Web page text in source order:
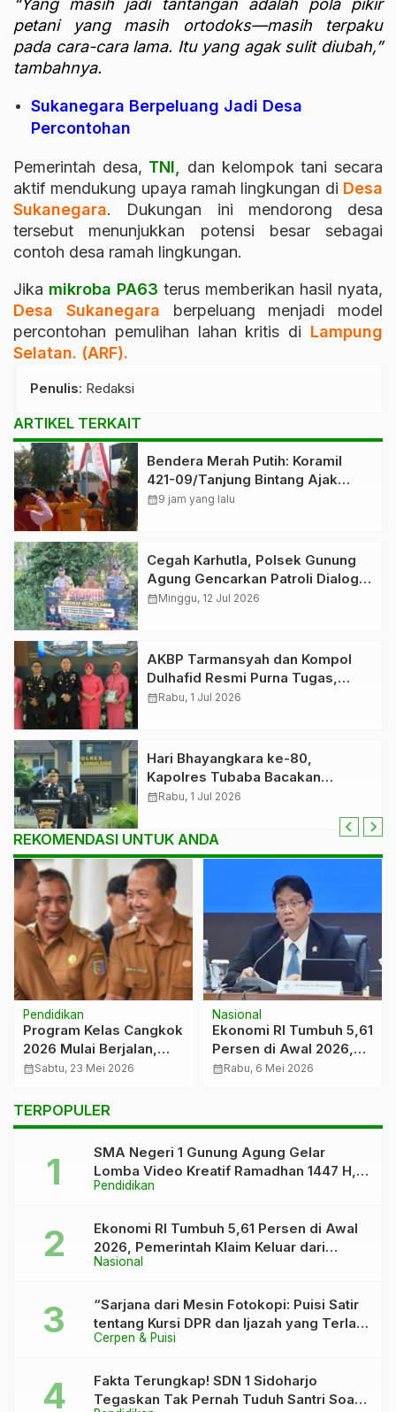
“Yang masih jadi tantangan adalah pola pikir
petani yang masih ortodoks—masih terpaku
pada cara-cara lama. Itu yang agak sulit diubah,”
tambahnya.
Sukanegara Berpeluang Jadi Desa
Percontohan
Pemerintah desa, TNI, dan kelompok tani secara
aktif mendukung upaya ramah lingkungan di Desa
Sukanegara. Dukungan ini mendorong desa
tersebut menunjukkan potensi besar sebagai
contoh desa ramah lingkungan.
Jika mikroba PA63 terus memberikan hasil nyata,
Desa Sukanegara berpeluang menjadi model
percontohan pemulihan lahan kritis di Lampung
Selatan. (ARF).
Penulis: Redaksi
ARTIKEL TERKAIT
Bendera Merah Putih: Koramil
421-09/Tanjung Bintang Ajak
Warga Kibarkan Bendera,
calendar_month9 jam yang lalu
Cegah Karhutla, Polsek Gunung
Agung Gencarkan Patroli Dialogis
dan Edukasi kepada Masyarakat
calendar_monthMinggu, 12 Jul 2026
AKBP Tarmansyah dan Kompol
Dulhafid Resmi Purna Tugas,
Polres Tubaba Gelar Prosesi
calendar_monthRabu, 1 Jul 2026
Hari Bhayangkara ke-80,
Kapolres Tubaba Bacakan
Amanat Presiden: Polri Harus
Dipercaya Masyarakat
calendar_monthRabu, 1 Jul 2026
REKOMENDASI UNTUK ANDA
Pendidikan
Program Kelas Cangkok
2026 Mulai Berjalan,
SMAN 1 Gunung Agung
calendar_monthSabtu, 23 Mei 2026
Nasional
Ekonomi RI Tumbuh 5,61
Persen di Awal 2026,
Pemerintah Klaim Keluar
calendar_monthRabu, 6 Mei 2026
TERPOPULER
Pendidikan
SMA Negeri 1 Gunung Agung Gelar
Lomba Video Kreatif Ramadhan 1447 H,
Asah Bakat dan Pererat Kebersamaan
Nasional
Ekonomi RI Tumbuh 5,61 Persen di Awal
2026, Pemerintah Klaim Keluar dari
“Kutukan” 5 Persen
Cerpen & Puisi
“Sarjana dari Mesin Fotokopi: Puisi Satir
tentang Kursi DPR dan Ijazah yang Terlalu
Rapi”
Fakta Terungkap! SDN 1 Sidoharjo
Tegaskan Tak Pernah Tuduh Santri Soal